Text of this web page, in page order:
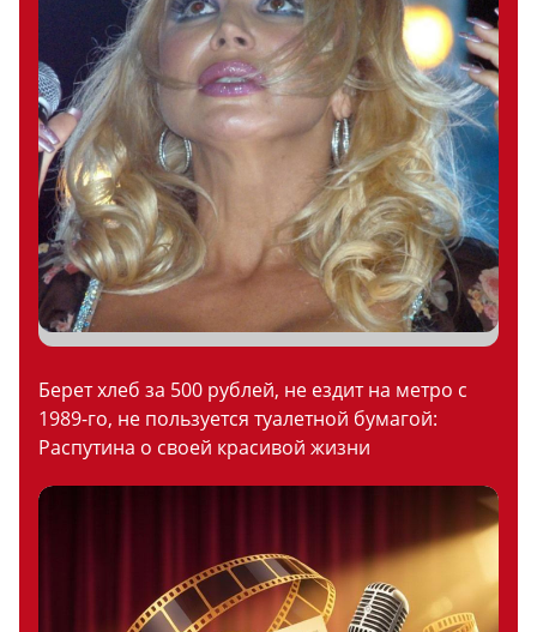
Берет хлеб за 500 рублей, не ездит на метро с
1989-го, не пользуется туалетной бумагой:
Распутина о своей красивой жизни